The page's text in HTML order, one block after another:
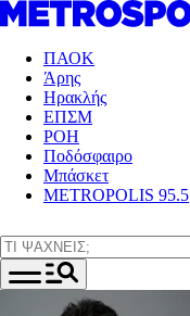
ΠΑΟΚ
Άρης
Ηρακλής
ΕΠΣΜ
ΡΟΗ
Ποδόσφαιρο
Μπάσκετ
METROPOLIS 95.5